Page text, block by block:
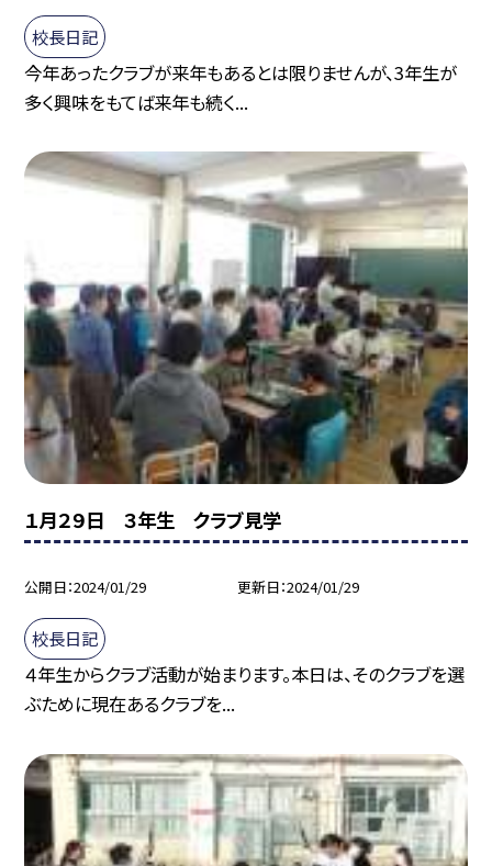
校長日記
今年あったクラブが来年もあるとは限りませんが、3年生が
多く興味をもてば来年も続く...
１月２９日 ３年生 クラブ見学
公開日 2024/01/29 更新日 2024/01/29
校長日記
４年生からクラブ活動が始まります。本日は、そのクラブを選
ぶために現在あるクラブを...